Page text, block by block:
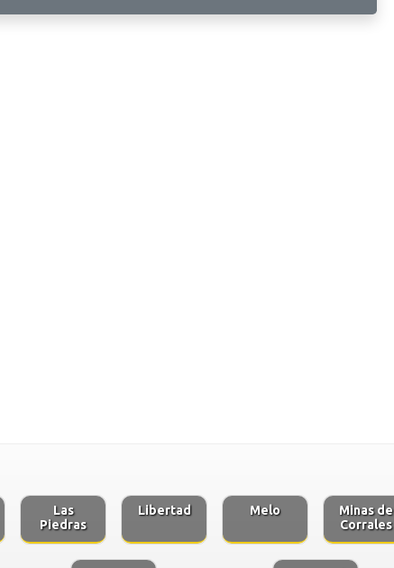
Las
Piedras
Libertad Melo
Minas de
Corrales